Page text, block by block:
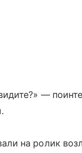
—
на ролик